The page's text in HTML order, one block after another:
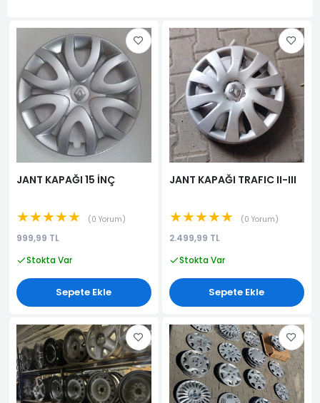
JANT KAPAĞI 15 İNÇ
★★★★★ 0 Yorum
999,99 TL
Stokta Var
Sepete Ekle
JANT KAPAĞI TRAFIC II-III
★★★★★ 0 Yorum
2.499,99 TL
Stokta Var
Sepete Ekle